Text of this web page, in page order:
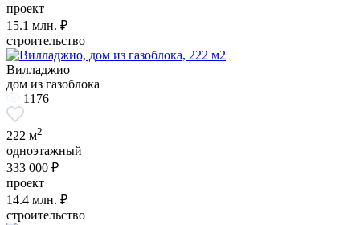
проект
15.1 млн. ₽
строительство
Вилладжио
дом из газоблока
1176
222 м2
одноэтажный
333 000 ₽
проект
14.4 млн. ₽
строительство